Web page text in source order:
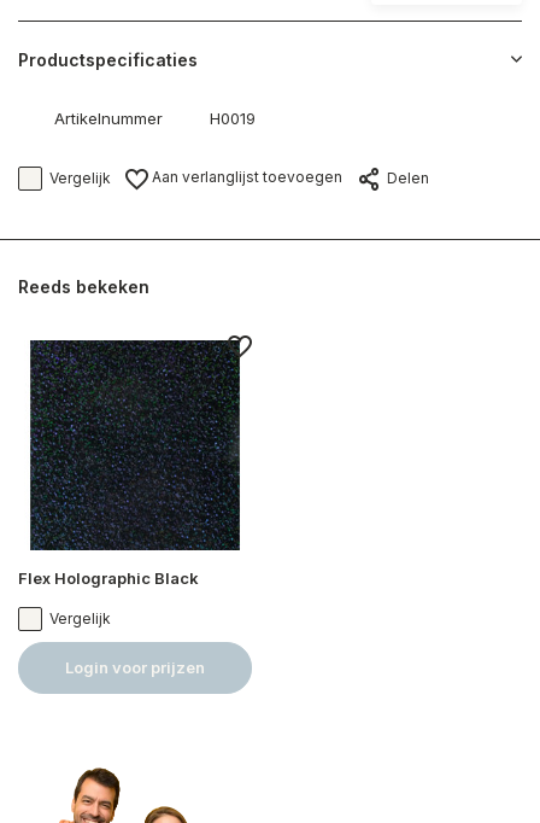
Productspecificaties
Artikelnummer H0019
Vergelijk Aan verlanglijst toevoegen Delen
Reeds bekeken
Flex Holographic Black
Vergelijk
Login voor prijzen